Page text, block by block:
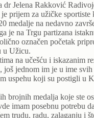
dr Jelena Rakković
prijem za užičke sportiste
medalje na nedavno
je na Trgu partizana
označen početak
u Užicu.
na učešću i iskazanim
još jednom im je u ime svih
uspehu koji su postigli u
brojnih medalja koje ste
imam posebnu potrebu
trudu, radu, zalaganju i